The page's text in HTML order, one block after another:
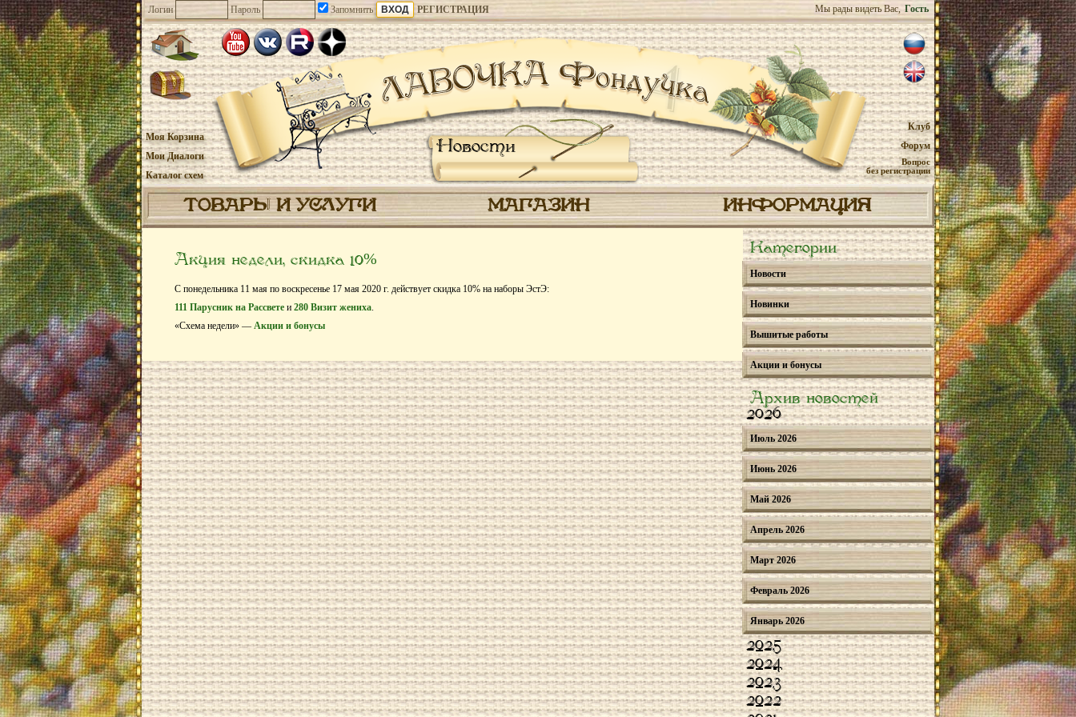
Логин Пароль Запомнить РЕГИСТРАЦИЯ Мы рады видеть Вас, Гость
Новости
Моя Корзина
Мои Диалоги
Каталог схем
Клуб
Форум
Вопрос
без регистрации
ТОВАРЫ И УСЛУГИ МАГАЗИН ИНФОРМАЦИЯ
Акция недели, скидка 10%
С понедельника 11 мая по воскресенье 17 мая 2020 г. действует скидка 10% на наборы ЭстЭ:
111 Парусник на Рассвете и 280 Визит жениха.
«Схема недели» — Акции и бонусы
Категории
Новости
Новинки
Вышитые работы
Акции и бонусы
Архив новостей
2026
Июль 2026
Июнь 2026
Май 2026
Апрель 2026
Март 2026
Февраль 2026
Январь 2026
2025
2024
2023
2022